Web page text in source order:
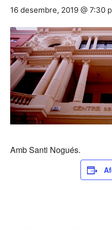
16 desembre, 2019 @ 7:30
Amb Santi Nogués.